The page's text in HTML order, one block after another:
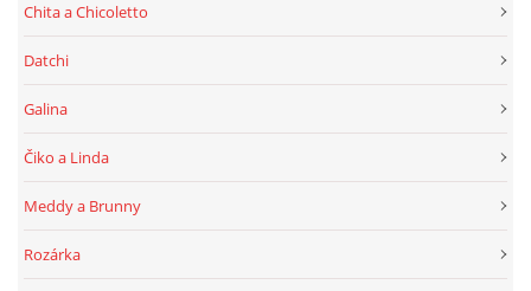
Chita a Chicoletto
Datchi
Galina
Čiko a Linda
Meddy a Brunny
Rozárka